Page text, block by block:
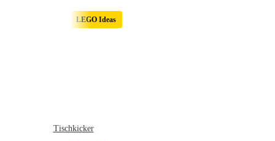
LEGO Ideas
Tischkicker